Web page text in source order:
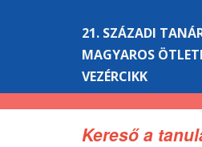
21. SZÁZADI
MAGYAROS
VEZÉRCIKK
Kereső a